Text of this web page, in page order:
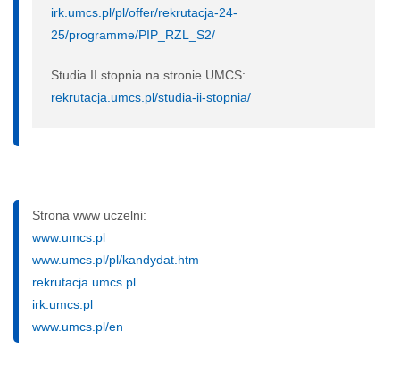
irk.umcs.pl/pl/offer/rekrutacja-24-
25/programme/PIP_RZL_S2/
Studia II stopnia na stronie UMCS:
rekrutacja.umcs.pl/studia-ii-stopnia/
Strona www uczelni:
www.umcs.pl
www.umcs.pl/pl/kandydat.htm
rekrutacja.umcs.pl
irk.umcs.pl
www.umcs.pl/en